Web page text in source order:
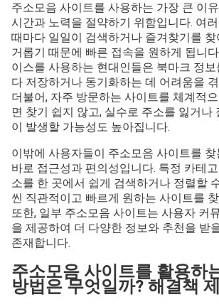
주소모음 사이트를 사용하는 가장 큰 이
시간과 노력을 절약하기 위함입니다. 여
때마다 일일이 검색하거나 즐겨찾기를
거롭기 때문에 빠른 접속을 원하게 됩니
이스를 사용하는 현대인들은 북마크 정
다 저장하거나 동기화하는 데 어려움을
더불어, 자주 방문하는 사이트를 체계적
면 찾기 쉽지 않고, 실수로 주소를 잃거나
이 발생할 가능성도 높아집니다.
이밖에 사용자들이 주소모음 사이트를
바로 접근성과 편의성입니다. 특정 카테
소를 한 곳에서 쉽게 검색하거나 정렬할
씬 직관적이고 빠르게 원하는 사이트를
또한, 일부 주소모음 사이트는 사용자 커
을 제공하여 더 다양한 정보와 추천을 받
존재합니다.
주소모음 사이트를 활용하
방법은 무엇일까? 해결책